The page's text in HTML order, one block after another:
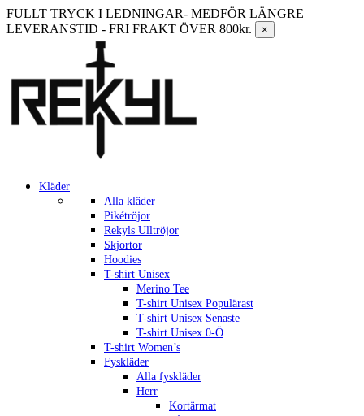
FULLT TRYCK I LEDNINGAR- MEDFÖR LÄNGRE
LEVERANSTID - FRI FRAKT ÖVER 800kr.
×
Kläder
Alla kläder
Pikétröjor
Rekyls Ulltröjor
Skjortor
Hoodies
T-shirt Unisex
Merino Tee
T-shirt Unisex Populärast
T-shirt Unisex Senaste
T-shirt Unisex 0-Ö
T-shirt Women’s
Fyskläder
Alla fyskläder
Herr
Kortärmat